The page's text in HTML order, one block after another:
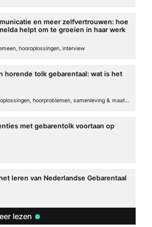
en meer zelfvertrouwen: hoe
helpt om te groeien in haar werk
hooroplossingen, interview
horende tolk gebarentaal: wat is het
met gebarentolk voortaan op
leren van Nederlandse Gebarentaal
lezen